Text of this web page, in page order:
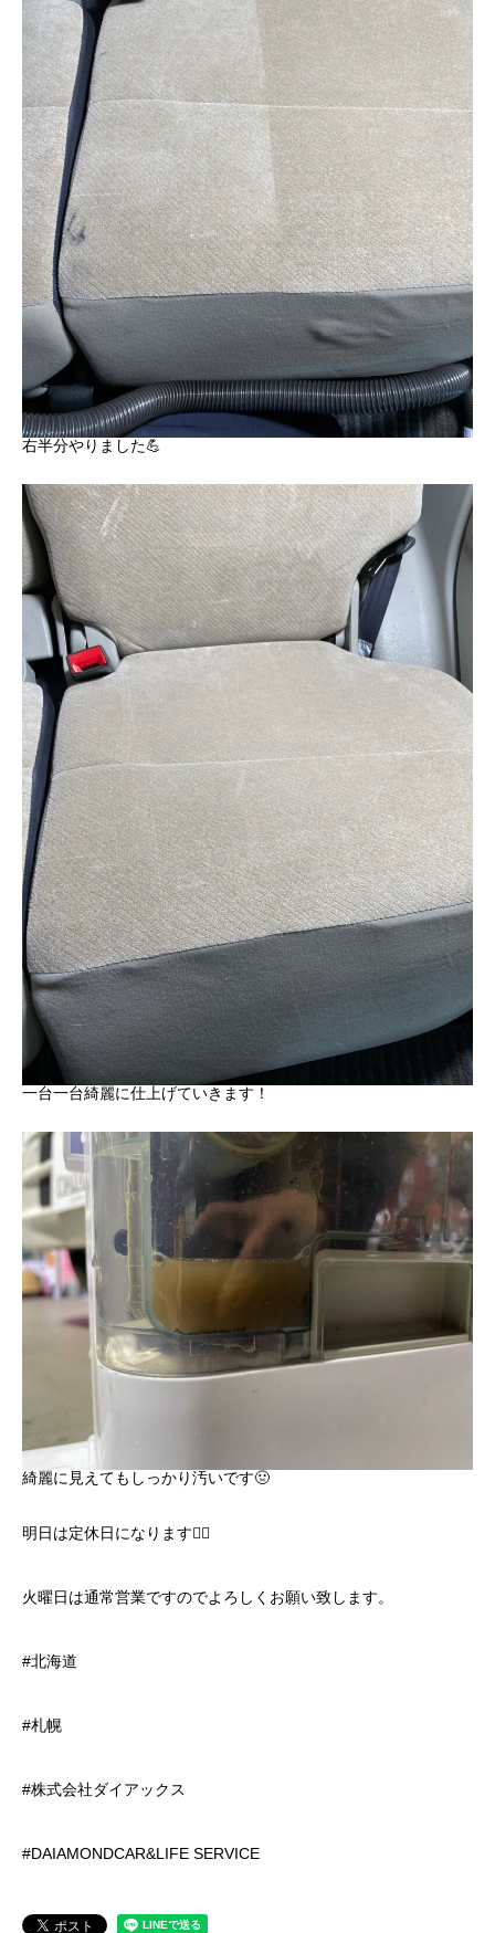
右半分やりました💪
一台一台綺麗に仕上げていきます！
綺麗に見えてもしっかり汚いです🤢
明日は定休日になります🙇‍♂️
火曜日は通常営業ですのでよろしくお願い致します。
#北海道
#札幌
#株式会社ダイアックス
#DAIAMONDCAR&LIFE SERVICE